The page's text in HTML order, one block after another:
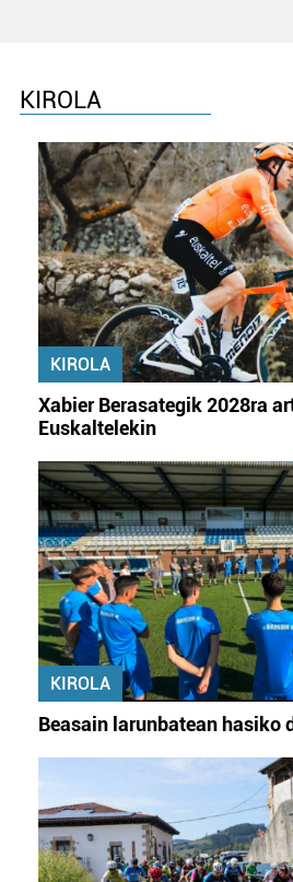
KIROLA
KIROLA
Xabier Berasategik 2028ra
Euskaltelekin
KIROLA
Beasain larunbatean hasiko